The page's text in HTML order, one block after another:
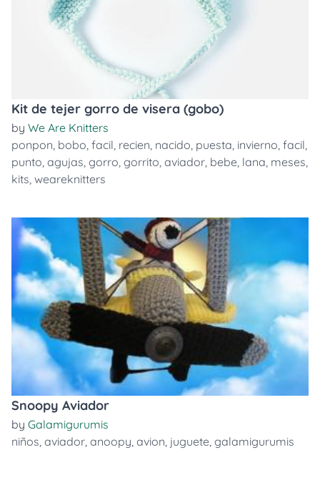
Kit de tejer gorro de visera (gobo)
by We Are Knitters
ponpon, bobo, facil, recien, nacido, puesta, invierno, facil,
punto, agujas, gorro, gorrito, aviador, bebe, lana, meses,
kits, weareknitters
Snoopy Aviador
by Galamigurumis
niños, aviador, anoopy, avion, juguete, galamigurumis